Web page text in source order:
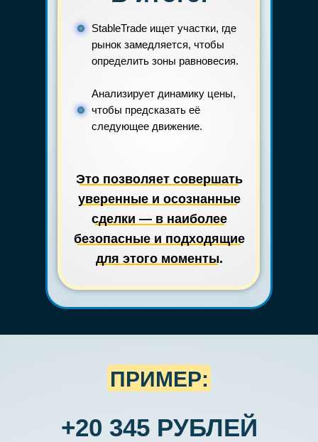
StableTrade ищет участки, где
рынок замедляется, чтобы
определить зоны равновесия.
Анализирует динамику цены,
чтобы предсказать её
следующее движение.
Это позволяет совершать
уверенные и осознанные
сделки — в наиболее
безопасные и подходящие
для этого моменты.
ПРИМЕР:
+20 345 РУБЛЕЙ